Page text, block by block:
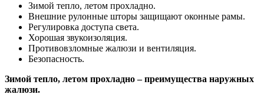
Зимой тепло, летом прохладно.
Внешние рулонные шторы защищают оконные рамы.
Регулировка доступа света.
Хорошая звукоизоляция.
Противовзломные жалюзи и вентиляция.
Безопасность.
Зимой тепло, летом прохладно – преимущества наружных
жалюзи.